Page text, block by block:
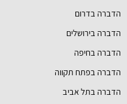
הדברה בדרום
הדברה בירושלים
הדברה בחיפה
הדברה בפתח תקווה
הדברה בתל אביב